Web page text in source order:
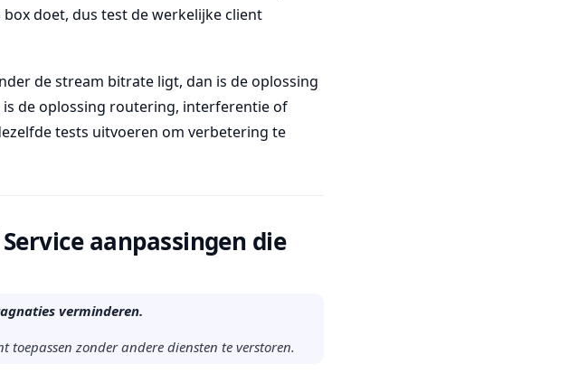
doet, dus test de werkelijke client
de stream bitrate ligt, dan is de oplossing
de oplossing routering, interferentie of
tests uitvoeren om verbetering te
aanpassingen die
verminderen.
toepassen zonder andere diensten te verstoren.